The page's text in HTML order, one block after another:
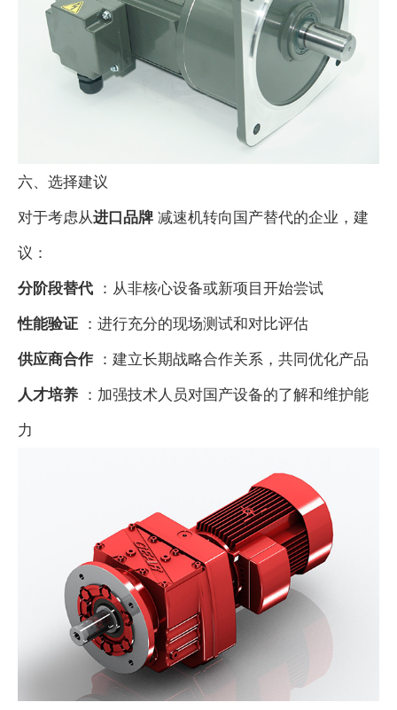
六、选择建议
对于考虑从进口品牌减速机转向国产替代的企业，建
议：
分阶段替代：从非核心设备或新项目开始尝试
性能验证：进行充分的现场测试和对比评估
供应商合作：建立长期战略合作关系，共同优化产品
人才培养：加强技术人员对国产设备的了解和维护能
力